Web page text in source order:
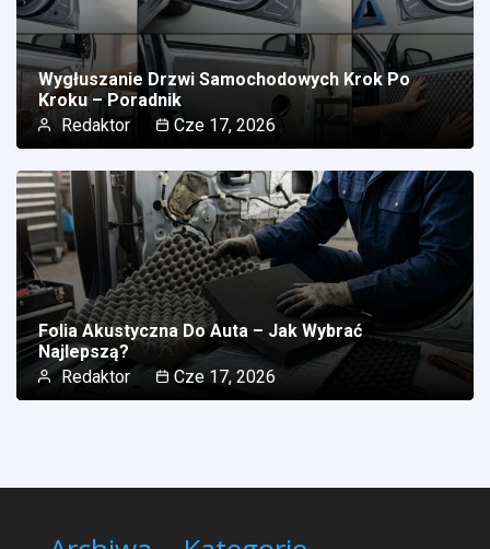
Wygłuszanie Drzwi Samochodowych Krok Po
Kroku – Poradnik
Redaktor
Cze 17, 2026
Folia Akustyczna Do Auta – Jak Wybrać
Najlepszą?
Redaktor
Cze 17, 2026